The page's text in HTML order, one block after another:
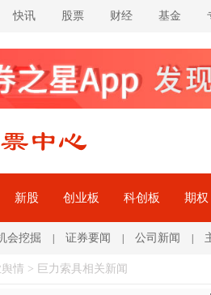
快讯 股票 财经 基金
新股 创业板 科创板 期权
会挖掘 | 证券要闻 | 公司新闻 |
情 > 巨力索具相关新闻